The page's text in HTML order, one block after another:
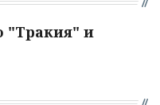
"Тракия" и